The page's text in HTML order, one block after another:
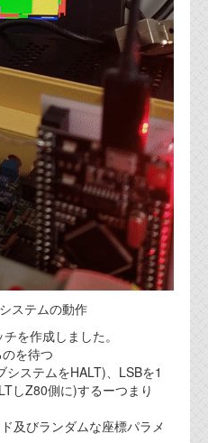
せページから
い合わせ頂き
。アカウント
。
ステムの動作
を作成しました。
を待つ
ステムをHALT)、LSBを1
しZ80側に)するーつまり
及びランダムな座標パラメ